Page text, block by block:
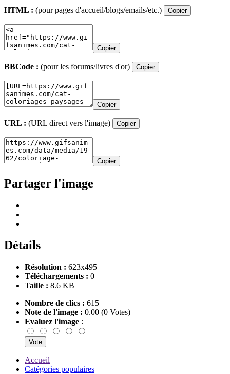
HTML : (pour pages d'accueil/blogs/emails/etc.) Copier
Copier
BBCode : (pour les forums/livres d'or) Copier
Copier
URL : (URL direct vers l'image) Copier
Copier
Partager l'image
Détails
Résolution : 623x495
Téléchargements : 0
Taille : 8.6 KB
Nombre de clics : 615
Note de l'image : 0.00 (0 Votes)
Evaluez l'image :
Accueil
Catégories populaires